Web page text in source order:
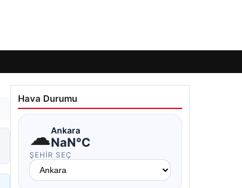
Hava Durumu
☁Ankara
NaN°C
ŞEHIR SEÇ